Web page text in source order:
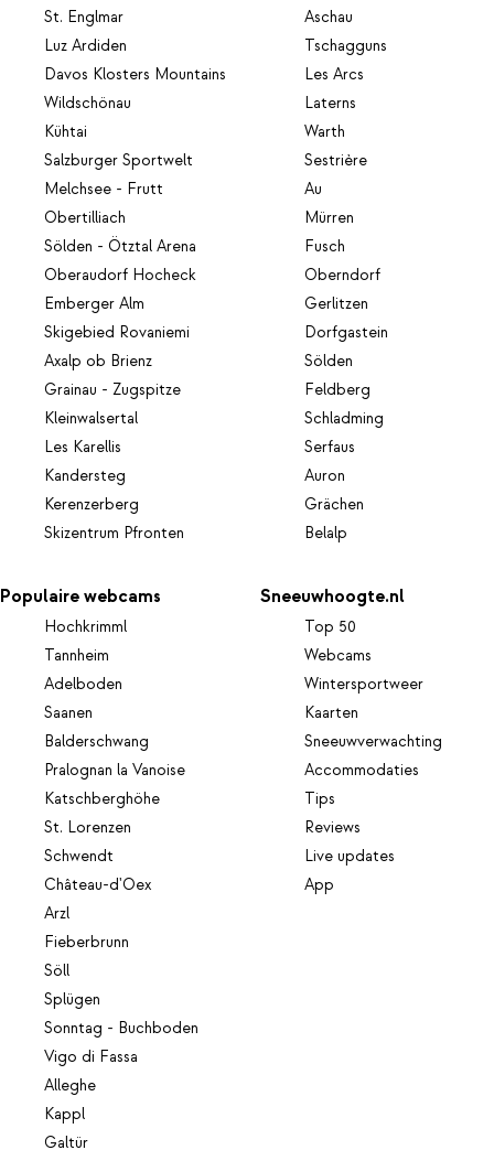
St. Englmar
Luz Ardiden
Davos Klosters Mountains
Wildschönau
Kühtai
Salzburger Sportwelt
Melchsee - Frutt
Obertilliach
Sölden - Ötztal Arena
Oberaudorf Hocheck
Emberger Alm
Skigebied Rovaniemi
Axalp ob Brienz
Grainau - Zugspitze
Kleinwalsertal
Les Karellis
Kandersteg
Kerenzerberg
Skizentrum Pfronten
Aschau
Tschagguns
Les Arcs
Laterns
Warth
Sestrière
Au
Mürren
Fusch
Oberndorf
Gerlitzen
Dorfgastein
Sölden
Feldberg
Schladming
Serfaus
Auron
Grächen
Belalp
Populaire webcams
Hochkrimml
Tannheim
Adelboden
Saanen
Balderschwang
Pralognan la Vanoise
Katschberghöhe
St. Lorenzen
Schwendt
Château-d'Oex
Arzl
Fieberbrunn
Söll
Splügen
Sonntag - Buchboden
Vigo di Fassa
Alleghe
Kappl
Galtür
Sneeuwhoogte.nl
Top 50
Webcams
Wintersportweer
Kaarten
Sneeuwverwachting
Accommodaties
Tips
Reviews
Live updates
App